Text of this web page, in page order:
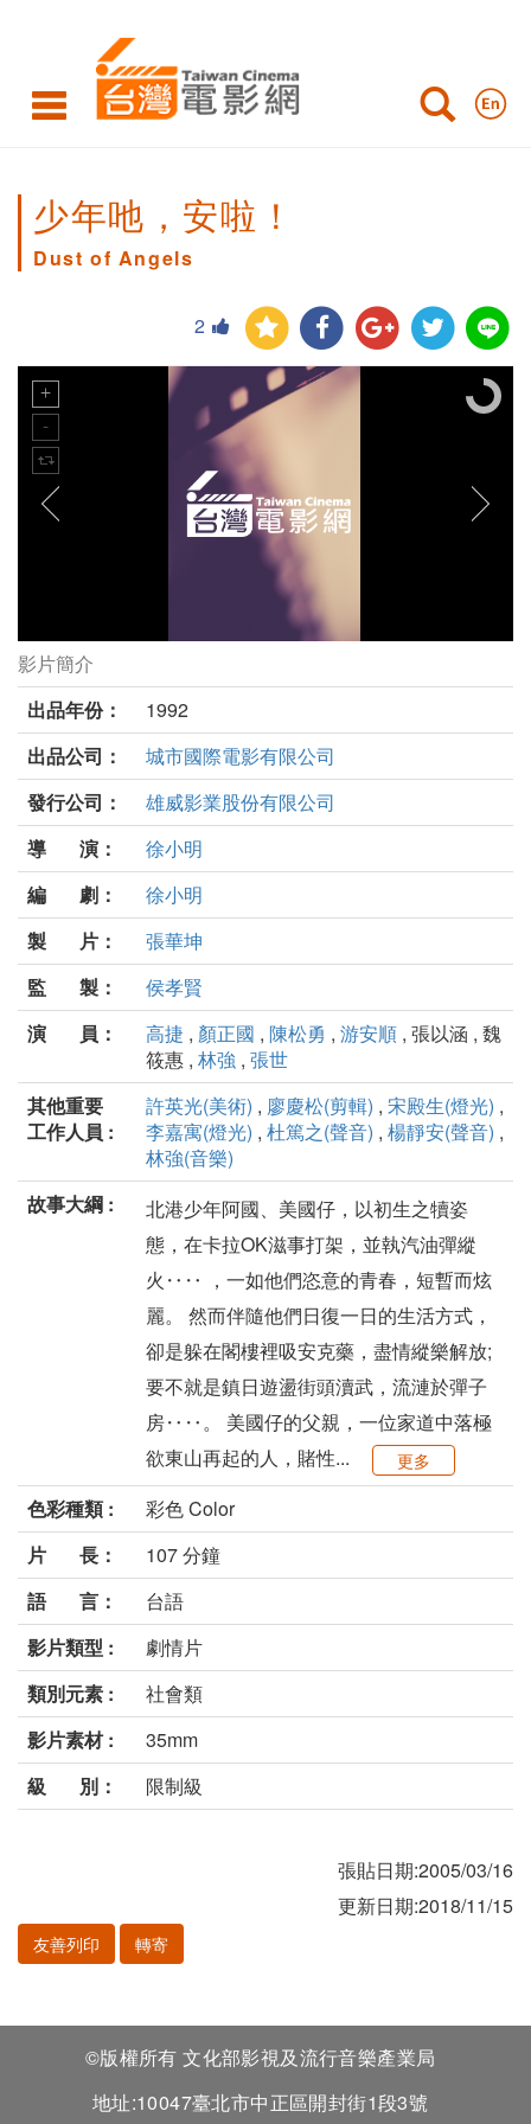
少年吔，安啦！
Dust of Angels
2
少年吔，安啦！劇照
影片簡介
出品年份：
1992
出品公司：
城市國際電影有限公司
發行公司：
雄威影業股份有限公司
導 演：
徐小明
編 劇：
徐小明
製 片：
張華坤
監 製：
侯孝賢
演 員：
高捷 , 顏正國 , 陳松勇 , 游安順 , 張以涵 , 魏
筱惠 , 林強 , 張世
其他重要
工作人員 :
許英光(美術) , 廖慶松(剪輯) , 宋殿生(燈光) ,
李嘉寓(燈光) , 杜篤之(聲音) , 楊靜安(聲音) ,
林強(音樂)
故事大綱 :
北港少年阿國、美國仔，以初生之犢姿
態，在卡拉OK滋事打架，並執汽油彈縱
火‥‥ ，一如他們恣意的青春，短暫而炫
麗。 然而伴隨他們日復一日的生活方式，
卻是躲在閣樓裡吸安克藥，盡情縱樂解放;
要不就是鎮日遊盪街頭瀆武，流漣於彈子
房‥‥。 美國仔的父親，一位家道中落極
欲東山再起的人，賭性...
更多
色彩種類 :
彩色 Color
片 長：
107 分鐘
語 言：
台語
影片類型 :
劇情片
類別元素 :
社會類
影片素材 :
35mm
級 別：
限制級
張貼日期:2005/03/16
更新日期:2018/11/15
友善列印 轉寄
©版權所有 文化部影視及流行音樂產業局
地址:10047臺北市中正區開封街1段3號